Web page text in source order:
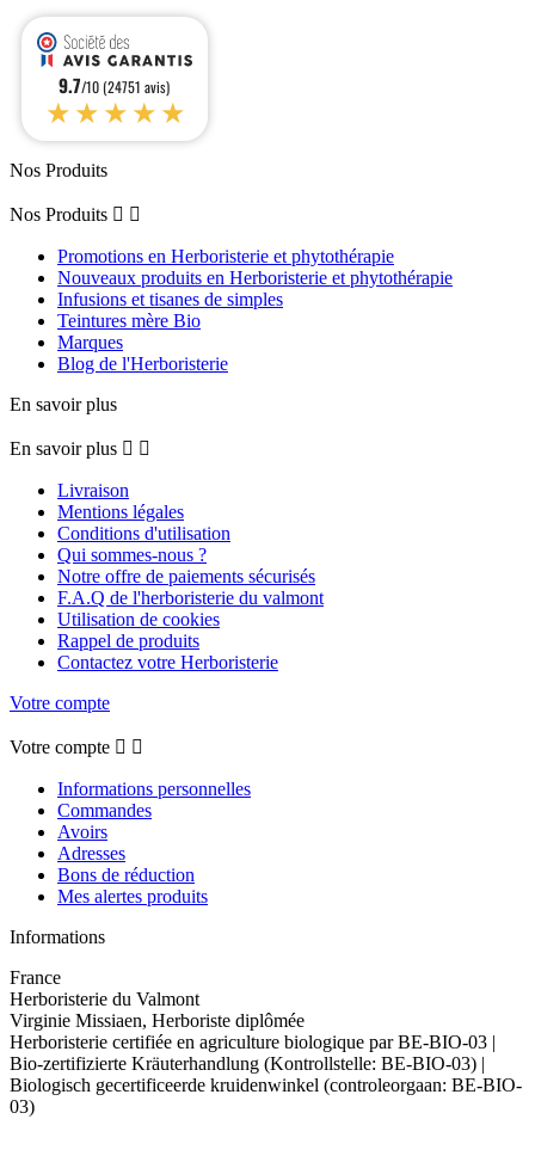
9.7/10 (24751 avis)
★★★★★
Nos Produits
Nos Produits  
Promotions en Herboristerie et phytothérapie
Nouveaux produits en Herboristerie et phytothérapie
Infusions et tisanes de simples
Teintures mère Bio
Marques
Blog de l'Herboristerie
En savoir plus
En savoir plus  
Livraison
Mentions légales
Conditions d'utilisation
Qui sommes-nous ?
Notre offre de paiements sécurisés
F.A.Q de l'herboristerie du valmont
Utilisation de cookies
Rappel de produits
Contactez votre Herboristerie
Votre compte
Votre compte  
Informations personnelles
Commandes
Avoirs
Adresses
Bons de réduction
Mes alertes produits
Informations
France
Herboristerie du Valmont
Virginie Missiaen, Herboriste diplômée
Herboristerie certifiée en agriculture biologique par BE-BIO-03 |
Bio-zertifizierte Kräuterhandlung (Kontrollstelle: BE-BIO-03) |
Biologisch gecertificeerde kruidenwinkel (controleorgaan: BE-BIO-
03)